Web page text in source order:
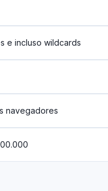
e incluso wildcards
navegadores